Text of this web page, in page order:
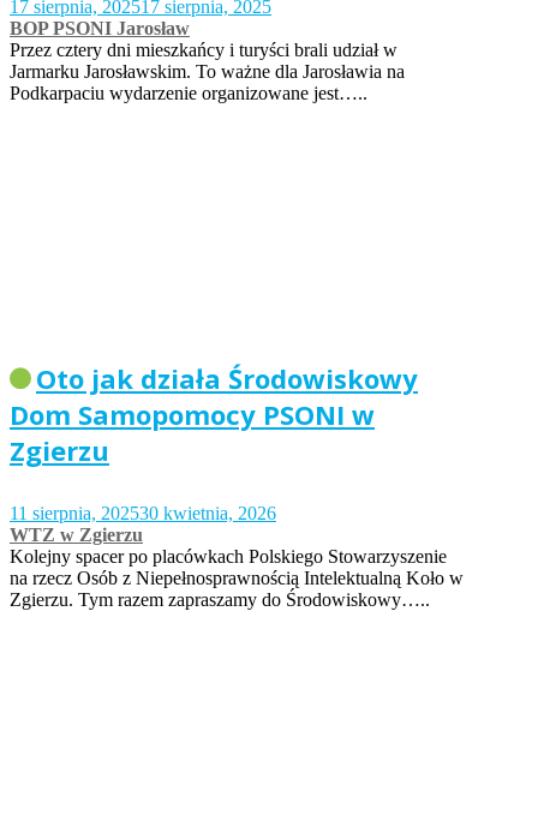
17 sierpnia, 202517 sierpnia, 2025
BOP PSONI Jarosław
Przez cztery dni mieszkańcy i turyści brali udział w
Jarmarku Jarosławskim. To ważne dla Jarosławia na
Podkarpaciu wydarzenie organizowane jest…..
Oto jak działa Środowiskowy
Dom Samopomocy PSONI w
Zgierzu
11 sierpnia, 202530 kwietnia, 2026
WTZ w Zgierzu
Kolejny spacer po placówkach Polskiego Stowarzyszenie
na rzecz Osób z Niepełnosprawnością Intelektualną Koło w
Zgierzu. Tym razem zapraszamy do Środowiskowy…..